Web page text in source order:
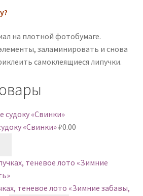
на плотной фотобумаге.
заламинировать и снова
самоклеящиеся липучки.
«Свинки»₽0.00
теневое лото «Зимние забавы,